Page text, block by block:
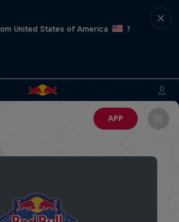
United States of America
?
APP